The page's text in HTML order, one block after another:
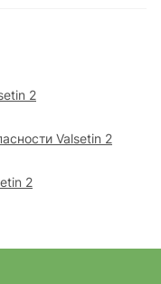
2
Valsetin 2
2